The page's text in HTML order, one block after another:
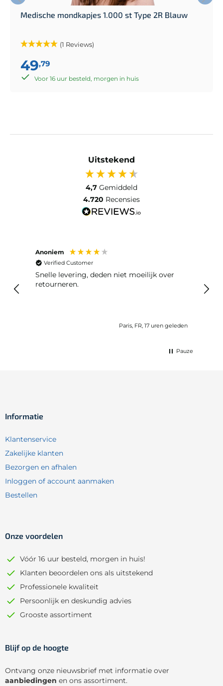
Medische mondkapjes 1.000 st Type 2R Blauw
(1 Reviews)
49,79
Voor 16 uur besteld, morgen in huis
Uitstekend
4,7 Gemiddeld
4.720 Recensies
tijd
Anoniem
Verified Customer
Snelle levering, deden niet moeilijk over
retourneren.
Paris, FR, 17 uren geleden
Pauze
Informatie
Klantenservice
Zakelijke klanten
Bezorgen en afhalen
Inloggen of account aanmaken
Bestellen
Onze voordelen
Vóór 16 uur besteld, morgen in huis!
Klanten beoordelen ons als uitstekend
Professionele kwaliteit
Persoonlijk en deskundig advies
Grooste assortiment
Blijf op de hoogte
Ontvang onze nieuwsbrief met informatie over
aanbiedingen en ons assortiment.